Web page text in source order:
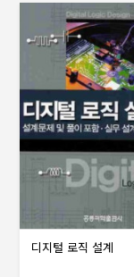
샘플도서신청
디지털 로직 설계